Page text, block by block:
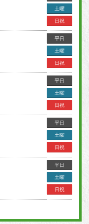
土曜
日祝
平日
土曜
日祝
平日
土曜
日祝
平日
土曜
日祝
平日
土曜
日祝